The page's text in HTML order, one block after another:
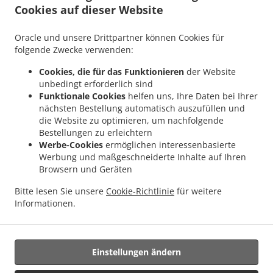
Cookies auf dieser Website
Oracle und unsere Drittpartner können Cookies für
folgende Zwecke verwenden:
Cookies, die für das Funktionieren der Website
unbedingt erforderlich sind
Funktionale Cookies helfen uns, Ihre Daten bei Ihrer
nächsten Bestellung automatisch auszufüllen und
die Website zu optimieren, um nachfolgende
Bestellungen zu erleichtern
Werbe-Cookies ermöglichen interessenbasierte
Werbung und maßgeschneiderte Inhalte auf Ihren
Browsern und Geräten
Bitte lesen Sie unsere Cookie-Richtlinie für weitere
Informationen.
Einstellungen ändern
Indisches Essen Lieferservice Mondercange . Indisches Essen Lieferservice Bergem
Indisches Essen Lieferservice Pontpierre . Indisches Essen Lieferservice Junglinster
Indisches Essen Lieferservice Weiler zum Tuer . Indisches Essen Lieferservice Weiler-
la-Tour Hassel
. Indisches Essen Lieferservice Weiler-la-Tour
Lieferservice Monnerich Steinbrücken
. Indisches Essen Lieferservice Monnerich
Indisches Essen Lieferservice Ehlange-sur-Mess
. Indisches Essen Lieferservice Kielen
Indisches Essen Lieferservice Findel Hamm . Indisches Essen Lieferservice Findel
Indisches Essen Lieferservice Reckingen/Mess Wickringen
.
Indisches Essen
Lieferservice Reckingen/Mess Ehlange-sur-Mess
.
Lieferservice Sandweiler Hamm . Indisches Essen Lieferservice Sandweiler
Essen Lieferservice. Essen zum mitnehmen und zum Liefern
Unterstützt von: